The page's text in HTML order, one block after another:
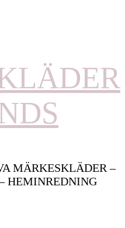
MÄRKESKLÄDER –
HEMINREDNING